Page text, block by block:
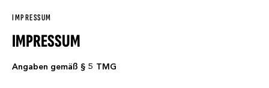
IMPRESSUM
IMPRESSUM
Angaben gemäß § 5 TMG